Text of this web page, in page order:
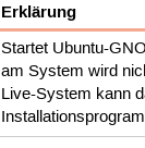
Erklärung
Startet Ubuntu-
am System wird
Live-System kann